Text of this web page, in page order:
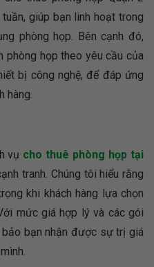
giúp bạn linh hoạt trong
phòng họp. Bên cạnh đó,
phòng họp theo yêu cầu của
bị công nghệ, để đáp ứng
hàng.
vụ cho thuê phòng họp tại
tranh. Chúng tôi hiểu rằng
khi khách hàng lựa chọn
mức giá hợp lý và các gói
bạn nhận được sự trị giá